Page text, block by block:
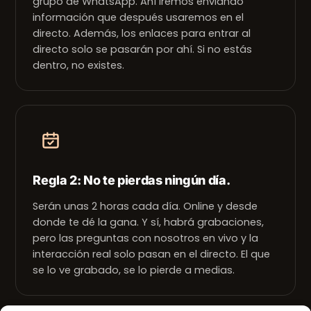
información que después usaremos en el
directo. Además, los enlaces para entrar al
directo solo se pasarán por ahí. Si no estás
dentro, no existes.
Regla 2: No te pierdas ningún día.
Serán unas 2 horas cada día. Online y desde
donde te dé la gana. Y sí, habrá grabaciones,
pero las preguntas con nosotros en vivo y la
interacción real solo pasan en el directo. El que
se lo ve grabado, se lo pierde a medias.